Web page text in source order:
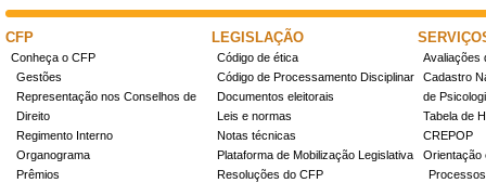
CFP
Conheça o CFP
Gestões
Representação nos Conselhos de
Direito
Regimento Interno
Organograma
Prêmios
LEGISLAÇÃO
Código de ética
Código de Processamento Disciplinar
Documentos eleitorais
Leis e normas
Notas técnicas
Plataforma de Mobilização Legislativa
Resoluções do CFP
Avaliações
Cadastro
de
Tabela de
CREPOP
Orientação